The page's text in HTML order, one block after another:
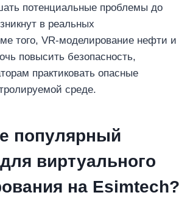
потенциальные проблемы до
в реальных
того, VR-моделирование нефти и
повысить безопасность,
практиковать опасные
среде.
популярный
виртуального
на Esimtech?